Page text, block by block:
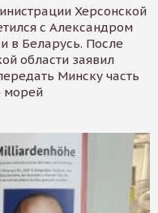
Херсонской
с Александром
в Беларусь. После
области заявил
Минску часть
морей